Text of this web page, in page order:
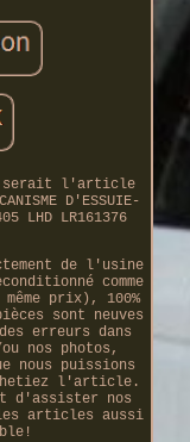
serait l'article
D'ESSUIE-
LHD LR161376
de l'usine
comme
prix), 100%
sont neuves
erreurs dans
nos photos,
nous puissions
l'article.
d'assister nos
articles aussi